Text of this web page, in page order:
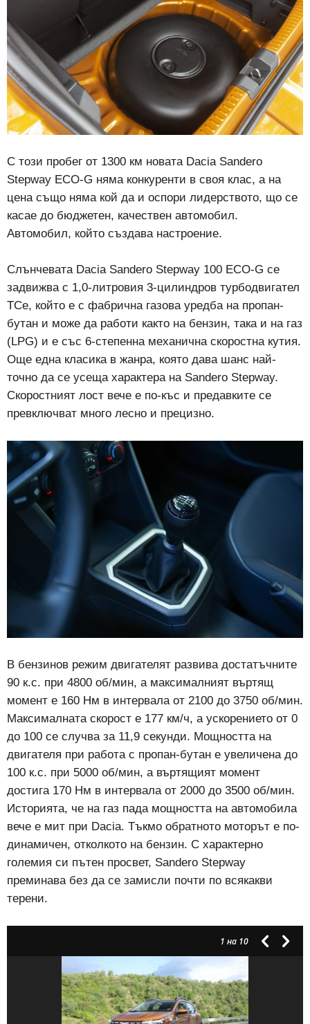
С този пробег от 1300 км новата Dacia Sandero
Stepway ECO-G няма конкуренти в своя клас, а на
цена също няма кой да и оспори лидерството, що се
касае до бюджетен, качествен автомобил.
Автомобил, който създава настроение.
Слънчевата Dacia Sandero Stepway 100 ECO-G се
задвижва с 1,0-литровия 3-цилиндров турбодвигател
TCе, който е с фабрична газова уредба на пропан-
бутан и може да работи както на бензин, така и на газ
(LPG) и е със 6-степенна механична скоростна кутия.
Още една класика в жанра, която дава шанс най-
точно да се усеща характера на Sandero Stepway.
Скоростният лост вече е по-къс и предавките се
превключват много лесно и прецизно.
В бензинов режим двигателят развива достатъчните
90 к.с. при 4800 об/мин, а максималният въртящ
момент е 160 Нм в интервала от 2100 до 3750 об/мин.
Максималната скорост е 177 км/ч, а ускорението от 0
до 100 се случва за 11,9 секунди. Мощността на
двигателя при работа с пропан-бутан е увеличена до
100 к.с. при 5000 об/мин, а въртящият момент
достига 170 Нм в интервала от 2000 до 3500 об/мин.
Историята, че на газ пада мощността на автомобила
вече е мит при Dacia. Тъкмо обратното моторът е по-
динамичен, отколкото на бензин. С характерно
големия си пътен просвет, Sandero Stepway
преминава без да се замисли почти по всякакви
терени.
1 на 10